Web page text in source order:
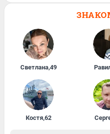
Светлана,49
Костя,62